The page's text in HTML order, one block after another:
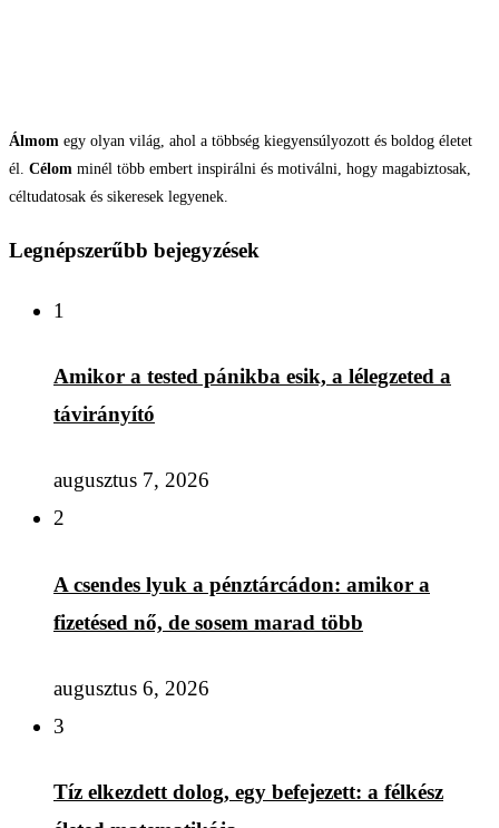
Álmom egy olyan világ, ahol a többség kiegyensúlyozott és boldog életet
él. Célom minél több embert inspirálni és motiválni, hogy magabiztosak,
céltudatosak és sikeresek legyenek.
Legnépszerűbb bejegyzések
1
Amikor a tested pánikba esik, a lélegzeted a
távirányító
augusztus 7, 2026
2
A csendes lyuk a pénztárcádon: amikor a
fizetésed nő, de sosem marad több
augusztus 6, 2026
3
Tíz elkezdett dolog, egy befejezett: a félkész